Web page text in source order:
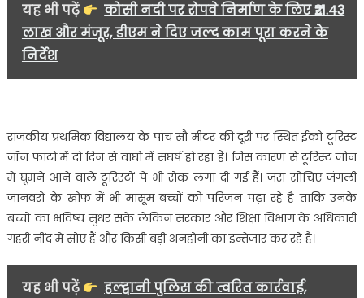
यह भी पढ़ें
कोसी नदी पर रोपवे निर्माण के लिए ₹21.43
लाख और मंजूर, डीएम ने दिए जल्द काम पूरा करने के
निर्देश
राजकीय प्रथमिक विद्यालय के पांच सौ मीटर की दूरी पर स्थित ईको टूरिस्ट
जॉन फाटो में दो दिन से वाघो में संघर्ष हो रहा हैं। जिस कारण से टूरिस्ट जोन
में घूमने आने वाले टूरिस्टों पे भी रोक लगा दी गई हैं। जरा सोचिए जंगली
जानवरों के खोफ में भी मासूम बच्चों को परिजन पढ़ा रहे है ताकि उनके
बच्चों का भविष्य सुधर सके लेकिन सरकार और शिक्षा विभाग के अधिकारी
गहरी नींद में सोए हैं और किसी बड़ी अनहोनी का इन्तेजार कर रहे है।
यह भी पढ़ें हल्द्वानी पुलिस की त्वरित कार्रवाई,